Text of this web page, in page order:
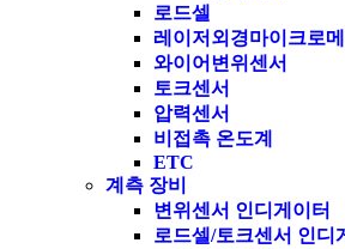
로드셀
레이저외경마이크로
와이어변위센서
토크센서
압력센서
비접촉 온도계
ETC
계측 장비
변위센서 인디게이터
로드셀/토크센서 인디